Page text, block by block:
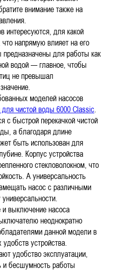
внимание также на
интересуются, для какой
напрямую влияет на его
для работы как
водой — главное, чтобы
не превышал
моделей насосов
чистой воды 6000 Classic.
с быстрой перекачкой чистой
а благодаря длине
быть использован для
Корпус устройства
стекловолокном, что
А универсальность
насос с различными
и выключение насоса
неоднократно
данной модели в
устройства.
удобство эксплуатации,
и бесшумность работы